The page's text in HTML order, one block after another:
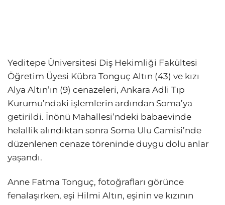
Yeditepe Üniversitesi Diş Hekimliği Fakültesi
Öğretim Üyesi Kübra Tonguç Altın (43) ve kızı
Alya Altın’ın (9) cenazeleri, Ankara Adli Tıp
Kurumu’ndaki işlemlerin ardından Soma’ya
getirildi. İnönü Mahallesi’ndeki babaevinde
helallik alındıktan sonra Soma Ulu Camisi’nde
düzenlenen cenaze töreninde duygu dolu anlar
yaşandı.
Anne Fatma Tonguç, fotoğrafları görünce
fenalaşırken, eşi Hilmi Altın, eşinin ve kızının